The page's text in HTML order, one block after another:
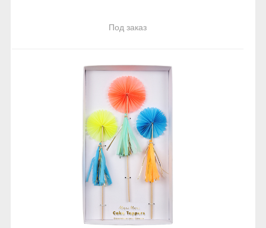
Под заказ